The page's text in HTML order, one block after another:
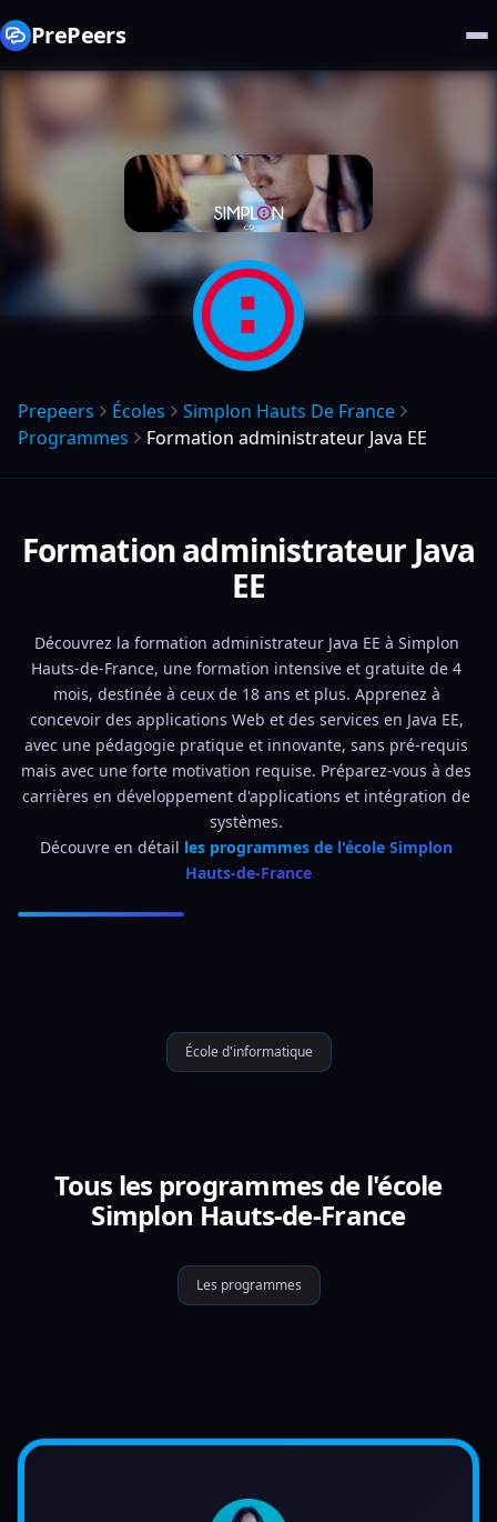
PrePeers
Prepeers Écoles
Simplon Hauts De France
Programmes
Formation administrateur Java EE
Formation administrateur Java
EE
Découvrez la formation administrateur Java EE à Simplon
Hauts-de-France, une formation intensive et gratuite de 4
mois, destinée à ceux de 18 ans et plus. Apprenez à
concevoir des applications Web et des services en Java EE,
avec une pédagogie pratique et innovante, sans pré-requis
mais avec une forte motivation requise. Préparez-vous à des
carrières en développement d'applications et intégration de
systèmes.
Découvre en détail les programmes de l'école Simplon
Hauts-de-France
École d'informatique
Tous les programmes de l'école
Simplon Hauts-de-France
Les programmes